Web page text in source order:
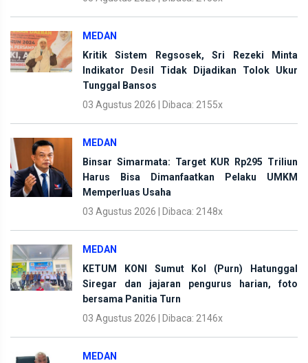
MEDAN
Kritik Sistem Regsosek, Sri Rezeki Minta
Indikator Desil Tidak Dijadikan Tolok Ukur
Tunggal Bansos
03 Agustus 2026 | Dibaca: 2155x
MEDAN
Binsar Simarmata: Target KUR Rp295 Triliun
Harus Bisa Dimanfaatkan Pelaku UMKM
Memperluas Usaha
03 Agustus 2026 | Dibaca: 2148x
MEDAN
KETUM KONI Sumut Kol (Purn) Hatunggal
Siregar dan jajaran pengurus harian, foto
bersama Panitia Turn
03 Agustus 2026 | Dibaca: 2146x
MEDAN